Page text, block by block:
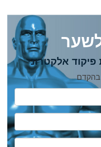
אלקטרוני
בהקדם